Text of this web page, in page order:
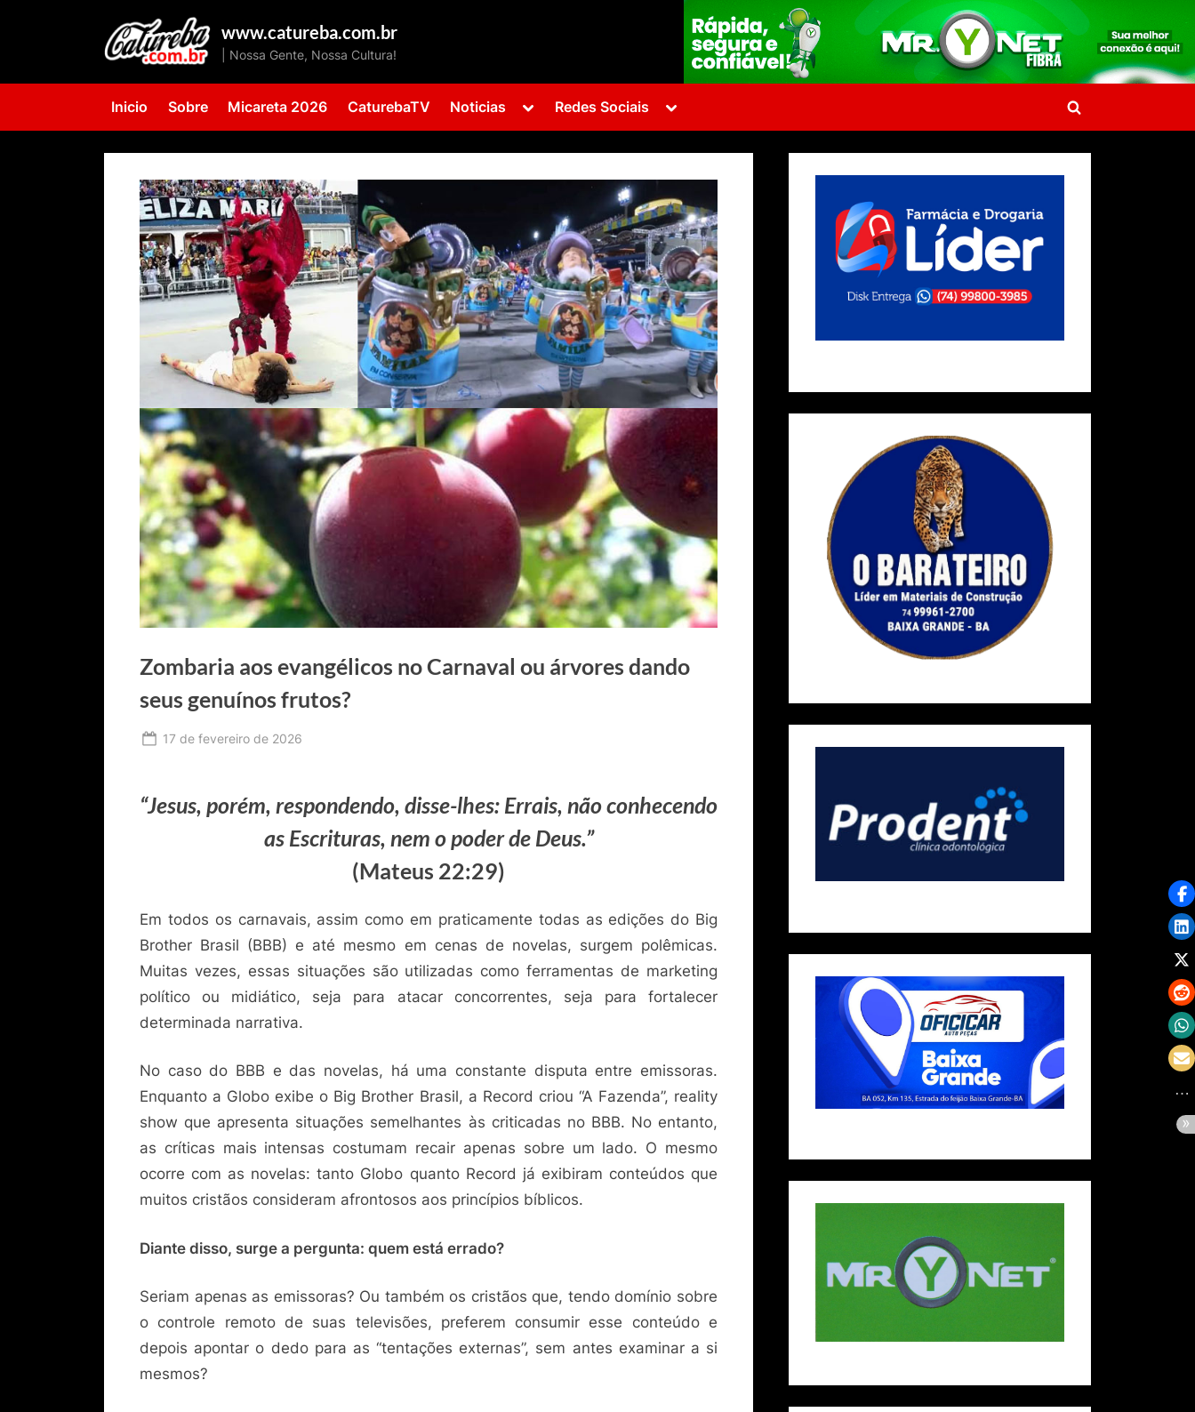
www.catureba.com.br
| Nossa Gente, Nossa Cultura!
Inicio Sobre Micareta 2026 CaturebaTV Noticias
Toggle
menu
Redes Sociais
Toggle
menu
Toggle
Zombaria aos evangélicos no Carnaval ou árvores dando
seus genuínos frutos?
Posted
17 de fevereiro de 2026
“Jesus, porém, respondendo, disse-lhes: Errais, não conhecendo
as Escrituras, nem o poder de Deus.”
(Mateus 22:29)
Em todos os carnavais, assim como em praticamente todas as edições do Big
Brother Brasil (BBB) e até mesmo em cenas de novelas, surgem polêmicas.
Muitas vezes, essas situações são utilizadas como ferramentas de marketing
político ou midiático, seja para atacar concorrentes, seja para fortalecer
determinada narrativa.
No caso do BBB e das novelas, há uma constante disputa entre emissoras.
Enquanto a Globo exibe o Big Brother Brasil, a Record criou “A Fazenda”, reality
show que apresenta situações semelhantes às criticadas no BBB. No entanto,
as críticas mais intensas costumam recair apenas sobre um lado. O mesmo
ocorre com as novelas: tanto Globo quanto Record já exibiram conteúdos que
muitos cristãos consideram afrontosos aos princípios bíblicos.
Diante disso, surge a pergunta: quem está errado?
Seriam apenas as emissoras? Ou também os cristãos que, tendo domínio sobre
o controle remoto de suas televisões, preferem consumir esse conteúdo e
depois apontar o dedo para as “tentações externas”, sem antes examinar a si
mesmos?